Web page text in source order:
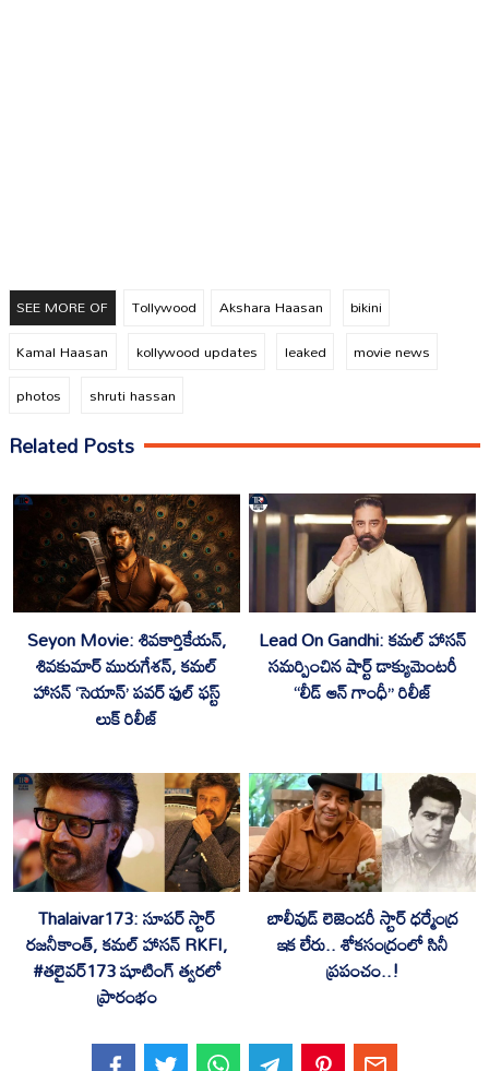
SEE MORE OF Tollywood Akshara Haasan
bikini
Kamal Haasan
kollywood updates leaked
movie news
photos
shruti hassan
Related Posts
Seyon Movie: శివకార్తికేయన్,
శివకుమార్ మురుగేశన్, కమల్
హాసన్ ‘సెయాన్’ పవర్ ఫుల్ ఫస్ట్
లుక్ రిలీజ్
Lead On Gandhi: కమల్ హాసన్
సమర్పించిన షార్ట్ డాక్యుమెంటరీ
“లీడ్ ఆన్ గాంధీ” రిలీజ్
Thalaivar173: సూపర్ స్టార్
రజనీకాంత్, కమల్ హాసన్ RKFI,
#తలైవర్173 షూటింగ్ త్వరలో
ప్రారంభం
బాలీవుడ్ లెజెండరీ స్టార్ ధర్మేంద్ర
ఇక లేరు.. శోకసంద్రంలో సినీ
ప్రపంచం..!